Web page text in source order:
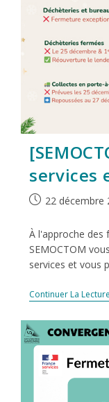
services
22 décembre
À l'approche des
SEMOCTOM
services et vous
Continuer La Lecture